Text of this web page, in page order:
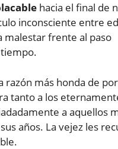
hacia el final de
inconsciente entre
malestar frente al paso
razón más honda de
tanto a los
a aquellos
años. La vejez les